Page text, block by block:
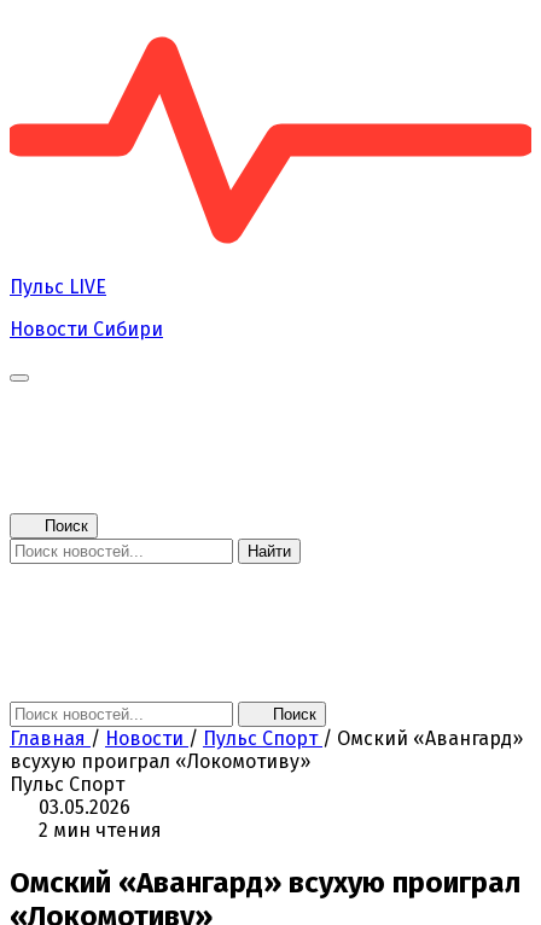
Пульс LIVE
Новости Сибири
Поиск
Найти
Поиск
Главная / Новости / Пульс Спорт / Омский «Авангард»
всухую проиграл «Локомотиву»
Пульс Спорт
03.05.2026
2 мин чтения
Омский «Авангард» всухую проиграл
«Локомотиву»